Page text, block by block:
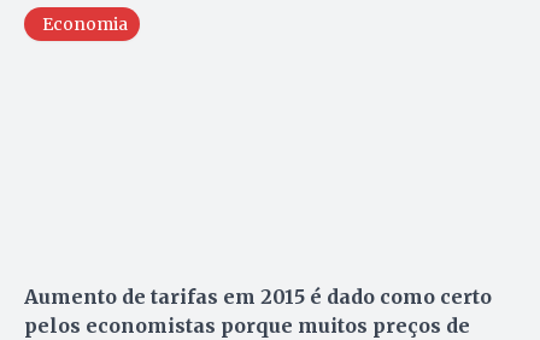
Economia
Aumento de tarifas em 2015 é dado como certo
pelos economistas porque muitos preços de